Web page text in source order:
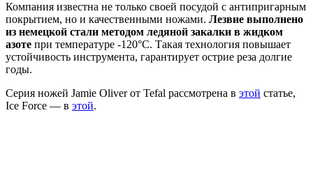
Компания известна не только своей посудой с антипригарным
покрытием, но и качественными ножами. Лезвие выполнено
из немецкой стали методом ледяной закалки в жидком
азоте при температуре -120°С. Такая технология повышает
устойчивость инструмента, гарантирует острие реза долгие
годы.
Серия ножей Jamie Oliver от Tefal рассмотрена в этой статье,
Ice Force — в этой.